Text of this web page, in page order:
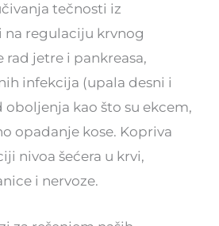
tečnosti iz
regulaciju krvnog
rad jetre i pankreasa,
infekcija (upala desni i
oboljenja kao što su ekcem,
opadanje kose. Kopriva
nivoa šećera u krvi,
i nervoze.